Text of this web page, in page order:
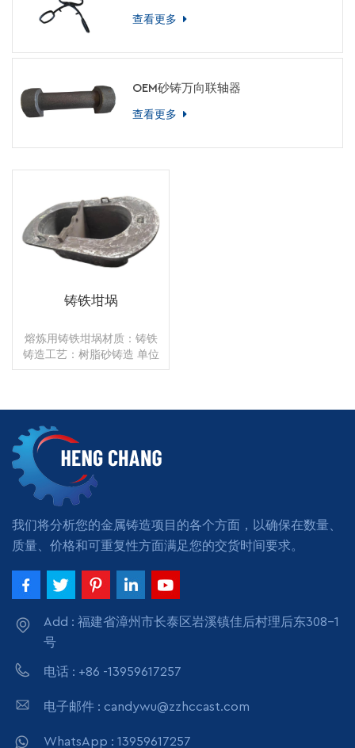
查看更多
OEM砂铸万向联轴器
查看更多
铸铁坩埚
熔炼用铸铁坩埚材质：铸铁
铸造工艺：树脂砂铸造 单位
重量：500 公斤应用：冶金
我们将分析您的金属铸造项目的各个方面，以确保在数量、
质量、价格和可重复性方面满足您的交货时间要求。
Add : 福建省漳州市长泰区岩溪镇佳后村理后东308-1
号
电话 : +86 -13959617257
电子邮件 : candywu@zzhccast.com
WhatsApp : 13959617257